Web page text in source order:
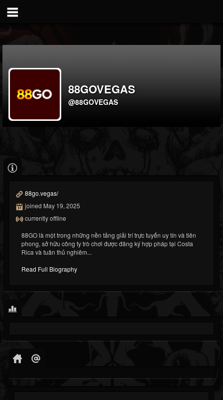
88GOVEGAS
@88GOVEGAS
88go.vegas/
joined May 19, 2025
currently offline
88GO là một trong những nền tảng giải trí trực tuyến uy tín và tiên
phong, sở hữu công ty trò chơi được đăng ký hợp pháp tại Costa
Rica và tuân thủ nghiêm...
Read Full Biography